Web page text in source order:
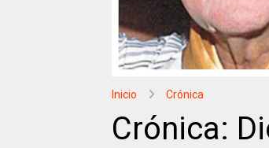
Inicio Crónica
Crónica: